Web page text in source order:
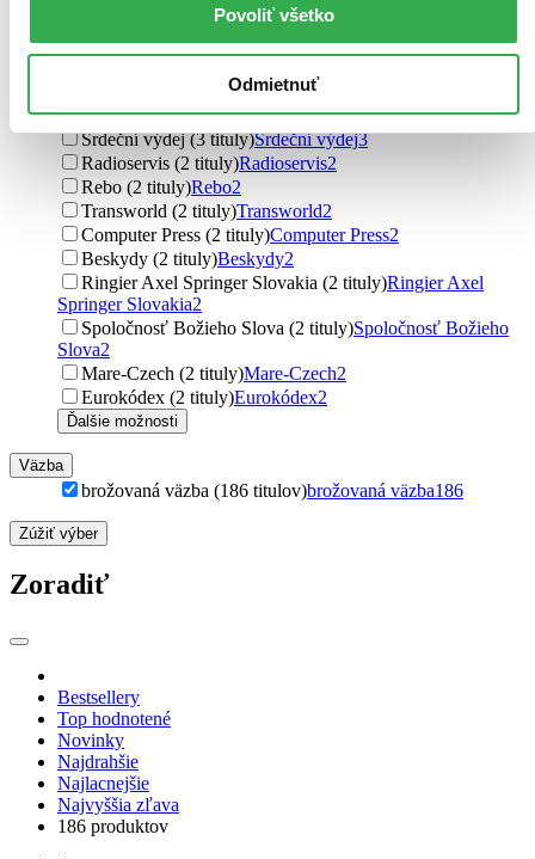
Povoliť všetko
Odmietnuť
Olympia (3 tituly)Olympia3
Sursum (3 tituly)Sursum3
Signis3
Cestou veselou (3 tituly)Cestou veselou3
Srdeční výdej (3 tituly)Srdeční výdej3
Radioservis (2 tituly)Radioservis2
Rebo (2 tituly)Rebo2
Transworld (2 tituly)Transworld2
Computer Press (2 tituly)Computer Press2
Beskydy (2 tituly)Beskydy2
Ringier Axel Springer Slovakia (2 tituly)Ringier Axel
Springer Slovakia2
Spoločnosť Božieho Slova (2 tituly)Spoločnosť Božieho
Slova2
Mare-Czech (2 tituly)Mare-Czech2
Eurokódex (2 tituly)Eurokódex2
Ďalšie možnosti
Väzba
brožovaná väzba (186 titulov)brožovaná väzba186
Zúžiť výber
Zoradiť
Bestsellery
Top hodnotené
Novinky
Najdrahšie
Najlacnejšie
Najvyššia zľava
186 produktov